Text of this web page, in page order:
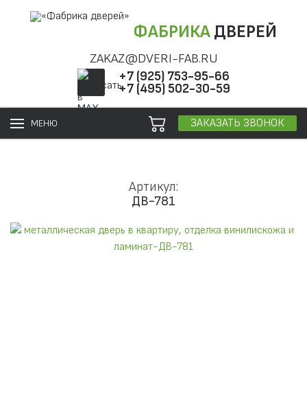
ФАБРИКАДВЕРЕЙ
ZAKAZ@DVERI-FAB.RU
+7 (925) 753-95-66
+7 (495) 502-30-59
МЕНЮ ЗАКАЗАТЬ ЗВОНОК
Артикул:
ДВ-781